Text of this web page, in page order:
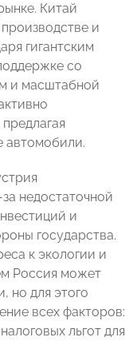
Китай
и
гигантским
со
и масштабной
автомобили.
недостаточной
и
государства.
к экологии и
Россия может
но для этого
всех факторов:
льгот для